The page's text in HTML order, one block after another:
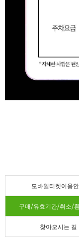
모바일티켓이용
구매/유효기간/취소/
찾아오시는 길